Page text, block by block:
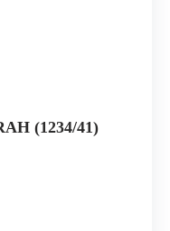
(1234/41)